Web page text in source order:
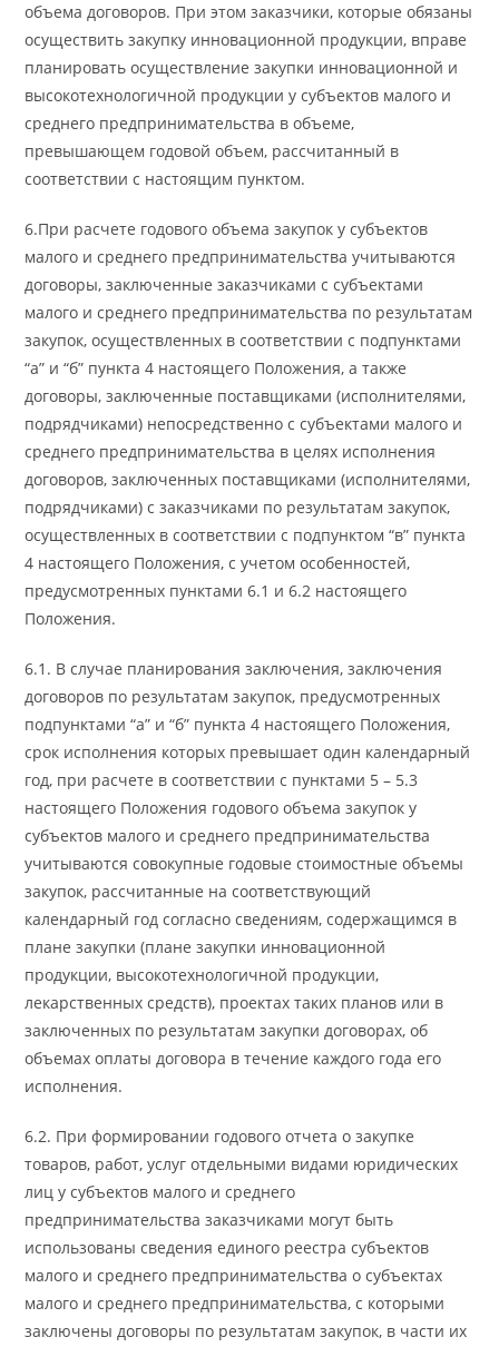
объема договоров. При этом заказчики, которые обязаны
осуществить закупку инновационной продукции, вправе
планировать осуществление закупки инновационной и
высокотехнологичной продукции у субъектов малого и
среднего предпринимательства в объеме,
превышающем годовой объем, рассчитанный в
соответствии с настоящим пунктом.
6.При расчете годового объема закупок у субъектов
малого и среднего предпринимательства учитываются
договоры, заключенные заказчиками с субъектами
малого и среднего предпринимательства по результатам
закупок, осуществленных в соответствии с подпунктами
“а” и “б” пункта 4 настоящего Положения, а также
договоры, заключенные поставщиками (исполнителями,
подрядчиками) непосредственно с субъектами малого и
среднего предпринимательства в целях исполнения
договоров, заключенных поставщиками (исполнителями,
подрядчиками) с заказчиками по результатам закупок,
осуществленных в соответствии с подпунктом “в” пункта
4 настоящего Положения, с учетом особенностей,
предусмотренных пунктами 6.1 и 6.2 настоящего
Положения.
6.1. В случае планирования заключения, заключения
договоров по результатам закупок, предусмотренных
подпунктами “а” и “б” пункта 4 настоящего Положения,
срок исполнения которых превышает один календарный
год, при расчете в соответствии с пунктами 5 – 5.3
настоящего Положения годового объема закупок у
субъектов малого и среднего предпринимательства
учитываются совокупные годовые стоимостные объемы
закупок, рассчитанные на соответствующий
календарный год согласно сведениям, содержащимся в
плане закупки (плане закупки инновационной
продукции, высокотехнологичной продукции,
лекарственных средств), проектах таких планов или в
заключенных по результатам закупки договорах, об
объемах оплаты договора в течение каждого года его
исполнения.
6.2. При формировании годового отчета о закупке
товаров, работ, услуг отдельными видами юридических
лиц у субъектов малого и среднего
предпринимательства заказчиками могут быть
использованы сведения единого реестра субъектов
малого и среднего предпринимательства о субъектах
малого и среднего предпринимательства, с которыми
заключены договоры по результатам закупок, в части их